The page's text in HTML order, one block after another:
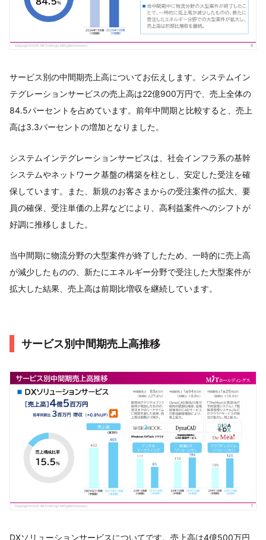
サービス別の中間期売上高についてお伝えします。システムイン
テグレーションサービスの売上高は22億900万円で、売上全体の
84.5パーセントを占めています。前年中間期と比較すると、売上
高は3.3パーセントの増加となりました。
システムインテグレーションサービスは、社会インフラ系の基幹
システムやネットワーク基盤の構築を柱とし、安定した受注を確
保しています。また、新規のお客さまからの受注案件の拡大、要
員の確保、受注単価の上昇などにより、高利益案件へのシフトが
好調に推移しました。
当中間期に物流分野の大型案件が終了したため、一時的に売上高
が減少したものの、新たにエネルギー分野で受注した大型案件が
拡大した結果、売上高は前期比増収を継続しています。
サービス別中間期売上高推移
DXソリューションサービスについてです。売上高は4億500万円